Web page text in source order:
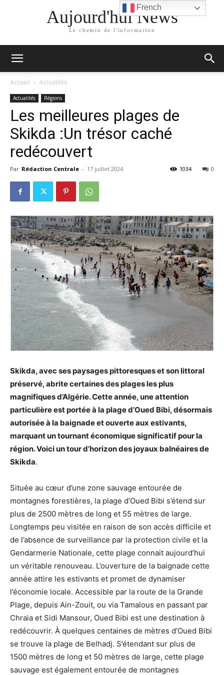
Aujourd'hui News
Le chemin de l'information
Accueil Actualités
Actualités Régions
Les meilleures plages de
Skikda :Un trésor caché
redécouvert
Par Rédaction Centrale - 17 juillet 2024 0
1034
Skikda, avec ses paysages pittoresques et son littoral
préservé, abrite certaines des plages les plus
magnifiques d’Algérie. Cette année, une attention
particulière est portée à la plage d’Oued Bibi, désormais
autorisée à la baignade et ouverte aux estivants,
marquant un tournant économique significatif pour la
région. Voici un tour d’horizon des joyaux balnéaires de
Skikda.
Située au cœur d’une zone sauvage entourée de
montagnes forestières, la plage d’Oued Bibi s’étend sur
plus de 2500 mètres de long et 55 mètres de large.
Longtemps peu visitée en raison de son accès difficile et
de l’absence de surveillance par la protection civile et la
Gendarmerie Nationale, cette plage connait aujourd’hui
un véritable renouveau. L’ouverture de la baignade cette
année attire les estivants et promet de dynamiser
l’économie locale. Accessible par la route de la Grande
Plage, depuis Ain-Zouit, ou via Tamalous en passant par
Chraia et Sidi Mansour, Oued Bibi est une destination à
redécouvrir. À quelques centaines de mètres d’Oued Bibi
se trouve la plage de Belhadj. S’étendant sur plus de
1500 mètres de long et 50 mètres de large, cette plage
sauvage est également entourée de montagnes
French